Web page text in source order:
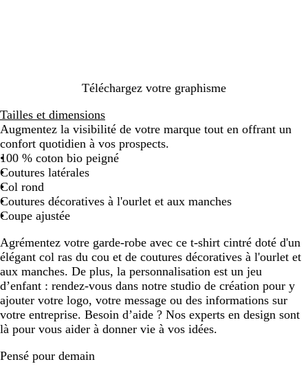
Téléchargez votre graphisme
Tailles et dimensions
Augmentez la visibilité de votre marque tout en offrant un
confort quotidien à vos prospects.
100 % coton bio peigné
Coutures latérales
Col rond
Coutures décoratives à l'ourlet et aux manches
Coupe ajustée
Agrémentez votre garde-robe avec ce t-shirt cintré doté d'un
élégant col ras du cou et de coutures décoratives à l'ourlet et
aux manches. De plus, la personnalisation est un jeu
d’enfant : rendez-vous dans notre studio de création pour y
ajouter votre logo, votre message ou des informations sur
votre entreprise. Besoin d’aide ? Nos experts en design sont
là pour vous aider à donner vie à vos idées.
Pensé pour demain